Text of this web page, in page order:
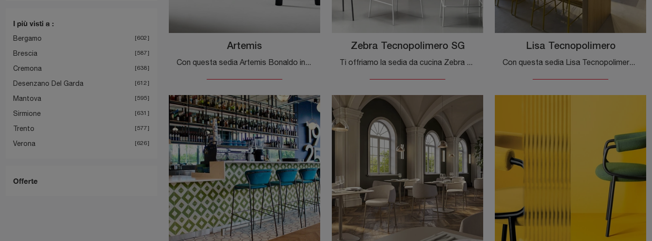
I più visti a :
Bergamo 602
Brescia 587
Cremona 638
Desenzano Del Garda 612
Mantova 595
Sirmione 631
Trento 577
Verona 626
Offerte
Artemis
Con questa sedia Artemis Bonaldo in tessuto, una tra le nostre sedute fisse design, potrai completare i tuoi locali.
Zebra Tecnopolimero SG
Ti offriamo la sedia da cucina Zebra Tecnopolimero SG per atmosfere moderne, tra le più esclusive Sedie sgabelli di Scab Design.
Lisa Tecnopolimero
Con questa sedia Lisa Tecnopolimero Scab Design in plastica, una tra le nostre sedute sgabelli moderne, potrai valorizzare i tuoi locali.